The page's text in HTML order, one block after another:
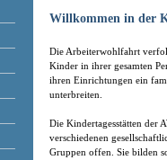
Willkommen in der
Die Arbeiterwohlfahrt
Kinder in ihrer gesamten
ihren Einrichtungen ein
unterbreiten.
Die Kindertagesstätten der
verschiedenen
Gruppen offen. Sie bilden